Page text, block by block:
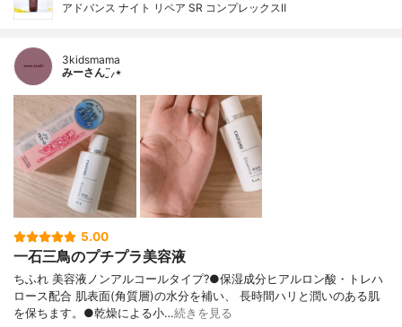
アドバンス ナイト リペア SR コンプレックスⅡ
3kidsmama
みーさん¨̮⸝⋆
5.00
一石三鳥のプチプラ美容液
ちふれ 美容液ノンアルコールタイプ?●保湿成分ヒアルロン酸・トレハ
ロース配合 肌表面(角質層)の水分を補い、 長時間ハリと潤いのある肌
を保ちます。●乾燥による小…続きを見る